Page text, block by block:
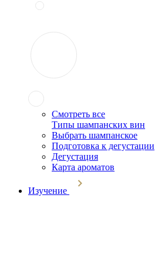
Смотреть все
Типы шампанских вин
Выбрать шампанское
Подготовка к дегустации
Дегустация
Карта ароматов
Изучение